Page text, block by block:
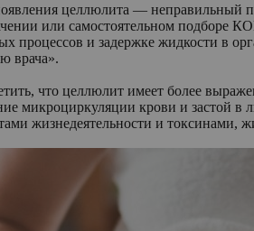
целлюлита — неправильный
или самостоятельном подборе
процессов и задержке жидкости в
врача».
что целлюлит имеет более
микроциркуляции крови и застой в
жизнедеятельности и токсинами,